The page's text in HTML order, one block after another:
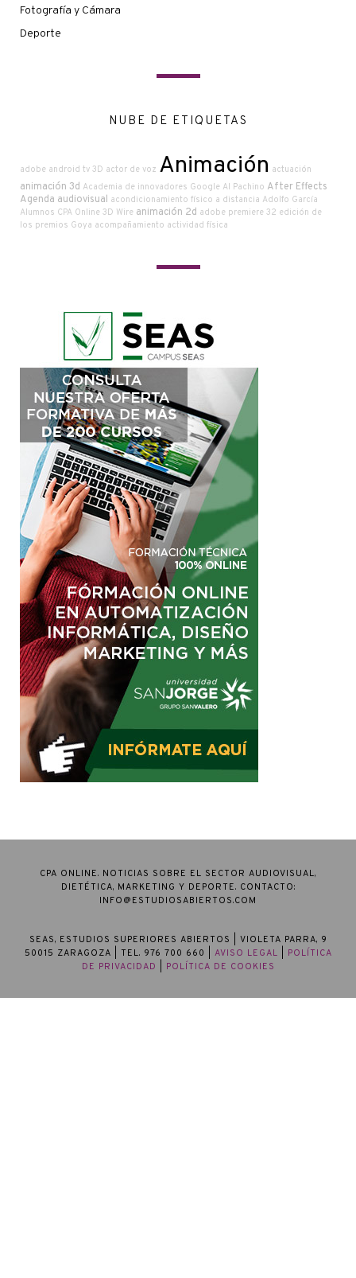
Fotografía y Cámara
Deporte
NUBE DE ETIQUETAS
adobe android tv 3D actor de voz Animación actuación
animación 3d Academia de innovadores Google Al Pachino After Effects
Agenda audiovisual acondicionamiento físico a distancia Adolfo García
Alumnos CPA Online 3D Wire animación 2d adobe premiere 32 edición de
los premios Goya acompañamiento actividad física
CPA ONLINE. NOTICIAS SOBRE EL SECTOR AUDIOVISUAL,
DIETÉTICA, MARKETING Y DEPORTE. CONTACTO:
INFO@ESTUDIOSABIERTOS.COM
SEAS, ESTUDIOS SUPERIORES ABIERTOS
| VIOLETA PARRA, 9
50015 ZARAGOZA | TEL. 976 700 660 | AVISO LEGAL
POLÍTICA
DE PRIVACIDAD
POLÍTICA DE COOKIES